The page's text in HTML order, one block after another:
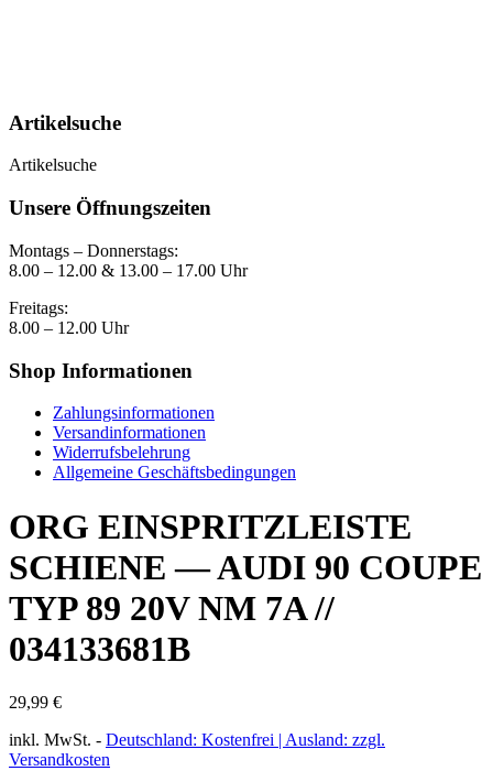
Artikelsuche
Artikelsuche
Unsere Öffnungszeiten
Montags – Donnerstags:
8.00 – 12.00 & 13.00 – 17.00 Uhr
Freitags:
8.00 – 12.00 Uhr
Shop Informationen
Zahlungsinformationen
Versandinformationen
Widerrufsbelehrung
Allgemeine Geschäftsbedingungen
ORG EINSPRITZLEISTE
SCHIENE — AUDI 90 COUPE
TYP 89 20V NM 7A //
034133681B
29,99 €
inkl. MwSt. - Deutschland: Kostenfrei | Ausland: zzgl.
Versandkosten